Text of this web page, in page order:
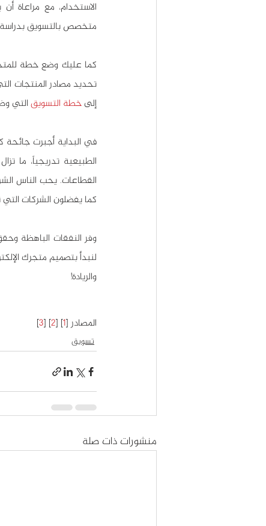
متخصص بالتسويق بدراسة
إلى خطة التسويق التي
كما يفضلون الشركات
والريادة!
المصادر [1
] [
2
] [
3
]
تسويق
منشورات ذات صلة